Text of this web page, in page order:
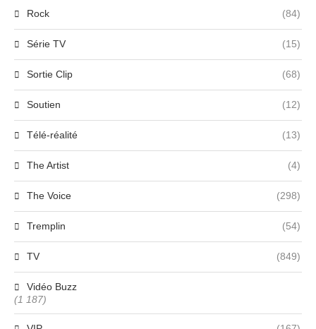
Rock (84)
Série TV (15)
Sortie Clip (68)
Soutien (12)
Télé-réalité (13)
The Artist (4)
The Voice (298)
Tremplin (54)
TV (849)
Vidéo Buzz
(1 187)